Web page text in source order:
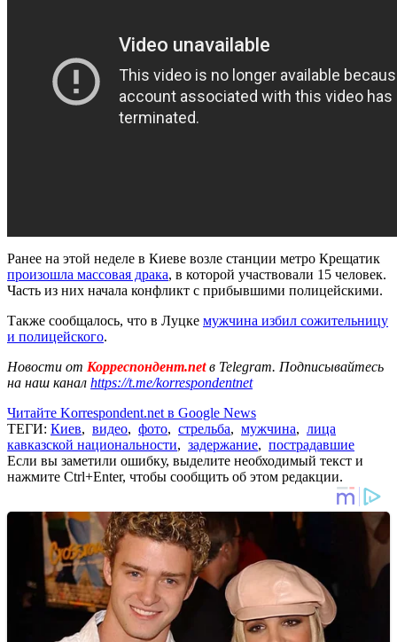
Ранее на этой неделе в Киеве возле станции метро Крещатик
произошла массовая драка, в которой участвовали 15 человек.
Часть из них начала конфликт с прибывшими полицейскими.
Также сообщалось, что в Луцке мужчина избил сожительницу
и полицейского.
Новости от Корреспондент.netв Telegram. Подписывайтесь
на наш канал https://t.me/korrespondentnet
Читайте Korrespondent.net в Google News
ТЕГИ: Киев, видео, фото, стрельба, мужчина, лица
кавказской национальности, задержание, пострадавшие
Если вы заметили ошибку, выделите необходимый текст и
нажмите Ctrl+Enter, чтобы сообщить об этом редакции.